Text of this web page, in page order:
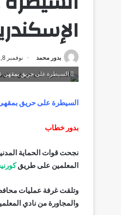
بدور محمد نوفمبر 8, 2024
السيطرة على حريق بمقهى
السيطرة على حريق
بدور خطاب
نجحت قوات الحماية
المعلمين على طريق
وتلقت غرفة عمليات
والمجاورة من نادي